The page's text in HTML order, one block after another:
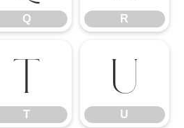
Q R
T
T
U
U